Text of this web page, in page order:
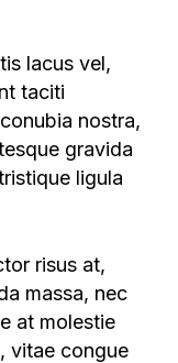
lacus vel,
taciti
nostra,
gravida
ligula
risus at,
massa, nec
at molestie
vitae congue